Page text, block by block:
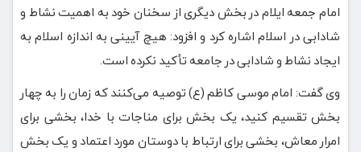
امام جمعه ایلام در بخش دیگری از سخنان خود به اهمیت نشاط و
شادابی در اسلام اشاره کرد و افزود: هیچ آیینی به اندازه اسلام به
ایجاد نشاط و شادابی در جامعه تأکید نکرده است.
وی گفت: امام موسی کاظم (ع) توصیه می‌کنند که زمان را به چهار
بخش تقسیم کنید، یک بخش برای مناجات با خدا، بخشی برای
امرار معاش، بخشی برای ارتباط با دوستان مورد اعتماد و یک بخش